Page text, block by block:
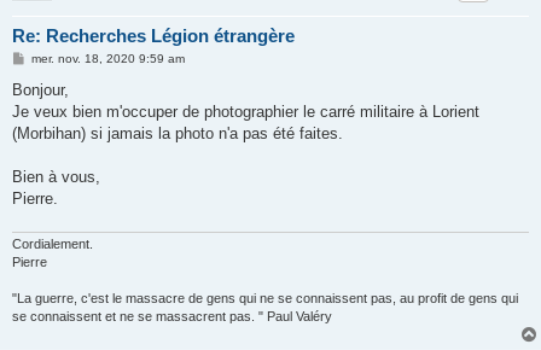
Re: Recherches Légion étrangère
M
s
a
g
mer. nov. 18, 2020 9:59 am
Bonjour,
Je veux bien m'occuper de photographier le carré militaire à Lorient
(Morbihan) si jamais la photo n'a pas été faites.
Bien à vous,
Pierre.
Cordialement.
Pierre
"La guerre, c'est le massacre de gens qui ne se connaissent pas, au profit de gens qui
se connaissent et ne se massacrent pas. " Paul Valéry